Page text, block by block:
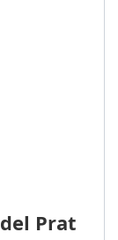
Prat